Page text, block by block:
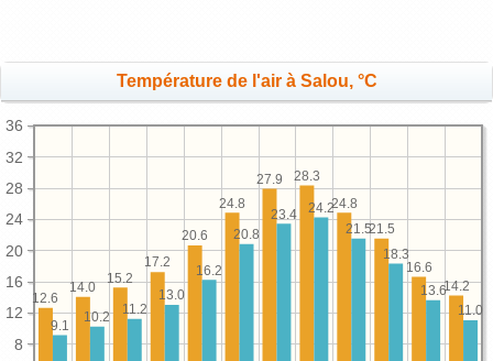
Température de l'air à Salou, °C
8
12
16
20
24
28
32
36
14.2
16.6
21.5
24.8
28.3
27.9
24.8
20.6
17.2
15.2
14.0
12.6
11.0
13.6
18.3
21.5
24.2
23.4
20.8
16.2
13.0
11.2
10.2
9.1